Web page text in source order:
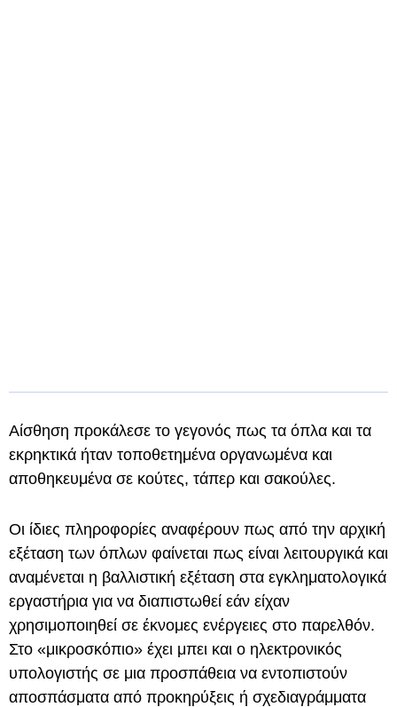
Αίσθηση προκάλεσε το γεγονός πως τα όπλα και τα
εκρηκτικά ήταν τοποθετημένα οργανωμένα και
αποθηκευμένα σε κούτες, τάπερ και σακούλες.
Οι ίδιες πληροφορίες αναφέρουν πως από την αρχική
εξέταση των όπλων φαίνεται πως είναι λειτουργικά και
αναμένεται η βαλλιστική εξέταση στα εγκληματολογικά
εργαστήρια για να διαπιστωθεί εάν είχαν
χρησιμοποιηθεί σε έκνομες ενέργειες στο παρελθόν.
Στο «μικροσκόπιο» έχει μπει και ο ηλεκτρονικός
υπολογιστής σε μια προσπάθεια να εντοπιστούν
αποσπάσματα από προκηρύξεις ή σχεδιαγράμματα